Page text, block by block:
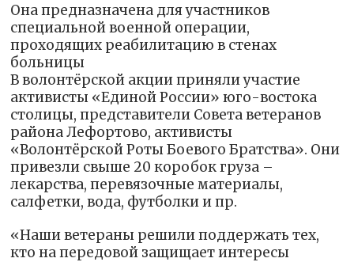
Она предназначена для участников
специальной военной операции,
проходящих реабилитацию в стенах
больницы
В волонтёрской акции приняли участие
активисты «Единой России» юго-востока
столицы, представители Совета ветеранов
района Лефортово, активисты
«Волонтёрской Роты Боевого Братства». Они
привезли свыше 20 коробок груза –
лекарства, перевязочные материалы,
салфетки, вода, футболки и пр.
«Наши ветераны решили поддержать тех,
кто на передовой защищает интересы